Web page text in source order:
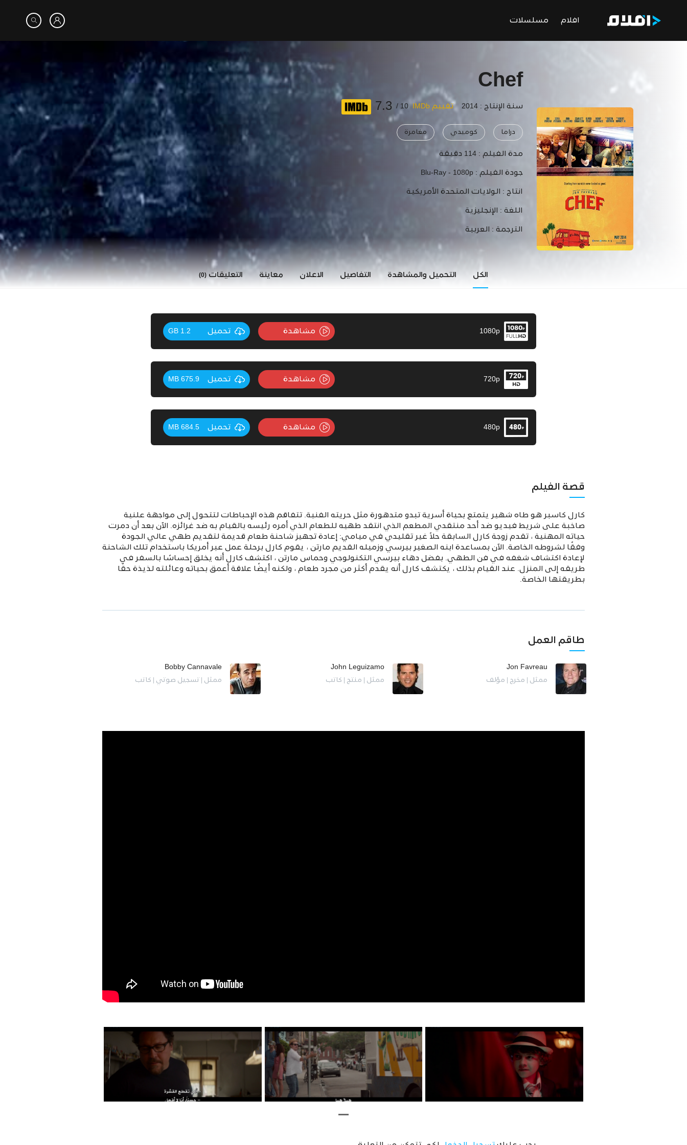
افلام مسلسلات
Chef
سنة الإنتاج : 2014 تقييم IMDb 10 /
7.3
دراما كوميدي مغامرة
مدة الفيلم :114 دقيقة
جودة الفيلم :Blu-Ray - 1080p
انتاج : الولايات المتحدة الأمريكية
اللغة : الإنجليزية
الترجمة : العربية
الكل التحميل والمشاهدة التفاصيل الاعلان معاينة التعليقات(0)
1080p مشاهدة تحميل 1.2 GB
720p مشاهدة تحميل 675.9 MB
480p مشاهدة تحميل 684.5 MB
قصة الفيلم
كارل كاسبر هو طاه شهير يتمتع بحياة أسرية تبدو متدهورة مثل حريته الفنية. تتفاقم هذه الإحباطات لتتحول إلى مواجهة علنية
صاخبة على شريط فيديو ضد أحد منتقدي المطعم الذي انتقد طهيه للطعام الذي أمره رئيسه بالقيام به ضد غرائزه. الآن بعد أن دمرت
حياته المهنية ، تقدم زوجة كارل السابقة حلاً غير تقليدي في ميامي: إعادة تجهيز شاحنة طعام قديمة لتقديم طهي عالي الجودة
وفقًا لشروطه الخاصة. الآن بمساعدة ابنه الصغير بيرسي وزميله القديم مارتن ، يقوم كارل برحلة عمل عبر أمريكا باستخدام تلك الشاحنة
لإعادة اكتشاف شغفه في فن الطهي. بفضل دهاء بيرسي التكنولوجي وحماس مارتن ، اكتشف كارل أنه يخلق إحساسًا بالسفر في
طريقه إلى المنزل. عند القيام بذلك ، يكتشف كارل أنه يقدم أكثر من مجرد طعام ، ولكنه أيضًا علاقة أعمق بحياته وعائلته لذيذة حقًا
بطريقتها الخاصة.
طاقم العمل
Jon Favreau
ممثل | مخرج | مؤلف
John Leguizamo
ممثل | منتج | كاتب
Bobby Cannavale
ممثل | تسجيل صوتي | كاتب